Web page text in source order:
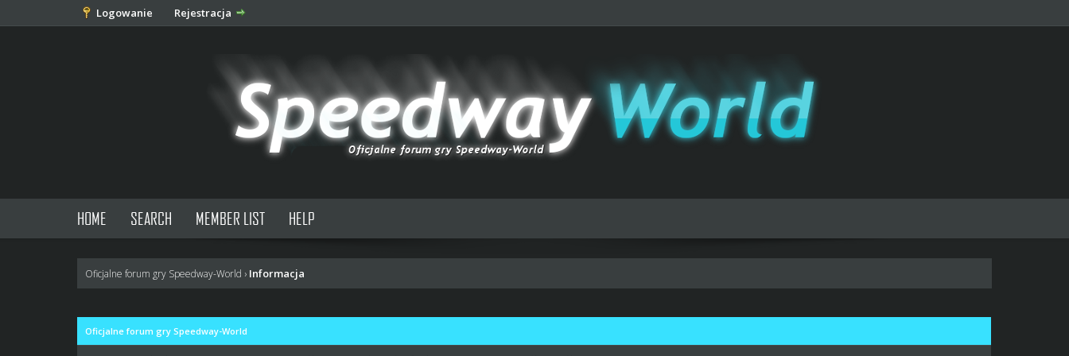
Logowanie Rejestracja
HOME SEARCH MEMBER LIST HELP
Oficjalne forum gry Speedway-World › Informacja
Oficjalne forum gry Speedway-World